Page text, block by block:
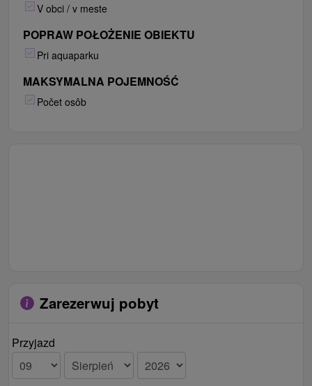
V obci / v meste
POPRAW POŁOŻENIE OBIEKTU
Pri aquaparku
MAKSYMALNA POJEMNOŚĆ
Počet osôb
Zarezerwuj pobyt
Przyjazd